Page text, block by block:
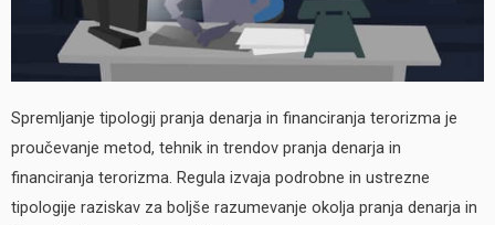
Spremljanje tipologij pranja denarja in financiranja terorizma je
proučevanje metod, tehnik in trendov pranja denarja in
financiranja terorizma. Regula izvaja podrobne in ustrezne
tipologije raziskav za boljše razumevanje okolja pranja denarja in